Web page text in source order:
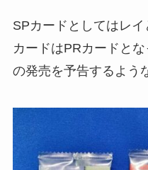
SPカードとしてはレ
カードはPRカードと
の発売を予告するよう